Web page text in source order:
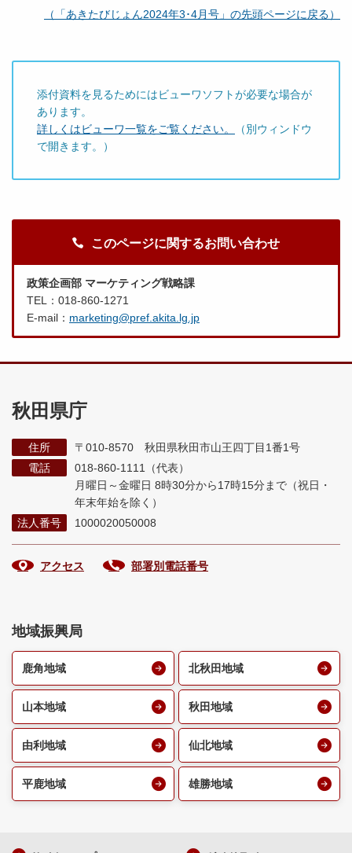
（「あきたびじょん2024年3･4月号」の先頭ページに戻る）
添付資料を見るためにはビューワソフトが必要な場合が
あります。
詳しくはビューワ一覧をご覧ください。
（別ウィンドウ
で開きます。）
このページに関するお問い合わせ
政策企画部 マーケティング戦略課
TEL：018-860-1271
E-mail： marketing@pref.akita.lg.jp
秋田県庁
住所
〒010-8570 秋田県秋田市山王四丁目1番1号
電話
018-860-1111（代表）
月曜日～金曜日 8時30分から17時15分まで （祝日・
年末年始を除く）
法人番号
1000020050008
アクセス 部署別電話番号
地域振興局
鹿角地域 北秋田地域
山本地域 秋田地域
由利地域 仙北地域
平鹿地域 雄勝地域